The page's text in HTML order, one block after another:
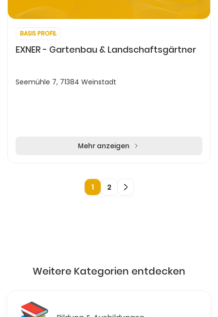
BASIS PROFIL
EXNER - Gartenbau & Landschaftsgärtner
Seemühle 7, 71384 Weinstadt
Mehr anzeigen
1 2
Weitere Kategorien entdecken